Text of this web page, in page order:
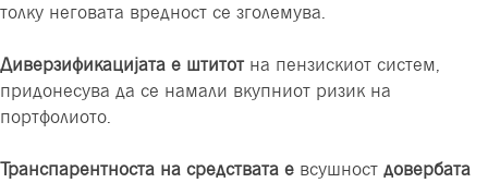
толку неговата вредност се зголемува.
Диверзификацијата е штитотна пензискиот систем,
придонесува да се намали вкупниот ризик на
портфолиото.
Транспарентноста на средствата е всушност довербата